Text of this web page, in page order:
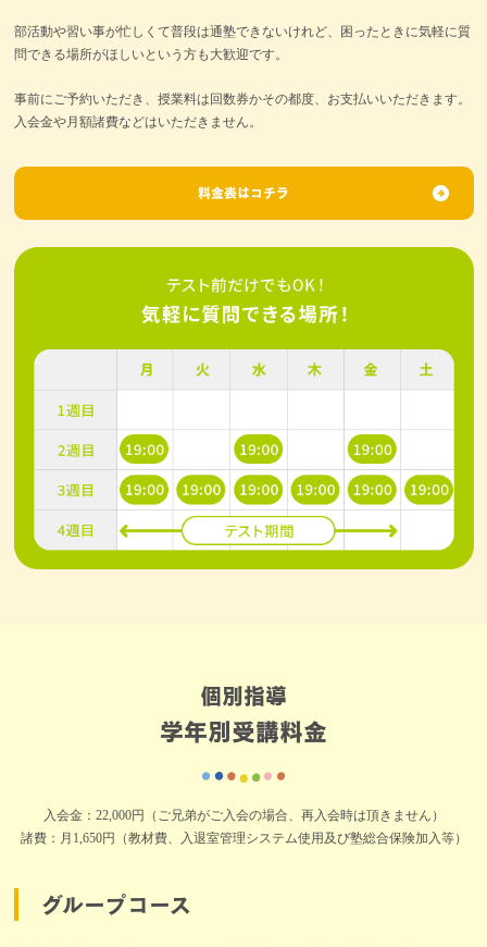
部活動や習い事が忙しくて普段は通塾できないけれど、困ったときに気軽に質
問できる場所がほしいという方も大歓迎です。
事前にご予約いただき、授業料は回数券かその都度、お支払いいただきます。
入会金や月額諸費などはいただきません。
料金表はコチラ
個別指導
学年別受講料金
入会金：22,000円（ご兄弟がご入会の場合、再入会時は頂きません）
諸費：月1,650円（教材費、入退室管理システム使用及び塾総合保険加入等）
グループコース